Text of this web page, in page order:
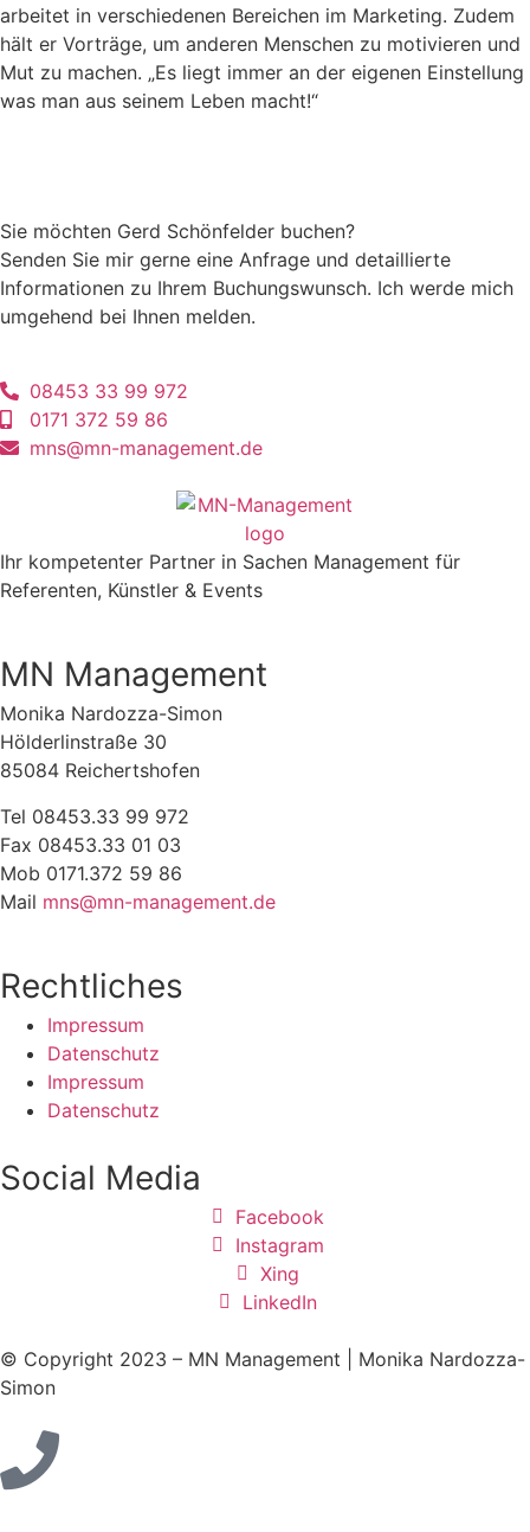
arbeitet in verschiedenen Bereichen im Marketing. Zudem
hält er Vorträge, um anderen Menschen zu motivieren und
Mut zu machen. „Es liegt immer an der eigenen Einstellung
was man aus seinem Leben macht!“
Sie möchten Gerd Schönfelder buchen?
Senden Sie mir gerne eine Anfrage und detaillierte
Informationen zu Ihrem Buchungswunsch. Ich werde mich
umgehend bei Ihnen melden.
08453 33 99 972
0171 372 59 86
mns@mn-management.de
Ihr kompetenter Partner in Sachen Management für
Referenten, Künstler & Events
MN Management
Monika Nardozza-Simon
Hölderlinstraße 30
85084 Reichertshofen
Tel 08453.33 99 972
Fax 08453.33 01 03
Mob 0171.372 59 86
Mail mns@mn-management.de
Rechtliches
Impressum
Datenschutz
Impressum
Datenschutz
Social Media
Facebook
Instagram
Xing
LinkedIn
© Copyright 2023 – MN Management | Monika Nardozza-
Simon